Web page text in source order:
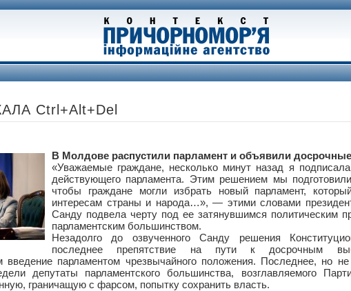
Ctrl+Alt+Del
В Молдове распустили парламент и объявили
«Уважаемые граждане, несколько минут назад я
действующего парламента. Этим решением мы
чтобы граждане могли избрать новый парламент,
интересам страны и народа…», — этими словами
Санду подвела черту под ее затянувшимся политическим
парламентским большинством.
Незадолго до озвученного Санду решения
последнее препятствие на пути к досрочным
введение парламентом чрезвычайного положения. Последнее, но
депутаты парламентского большинства, возглавляемого
граничащую с фарсом, попытку сохранить власть.